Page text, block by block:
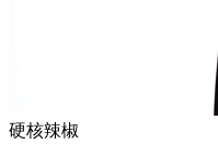
硬核辣椒